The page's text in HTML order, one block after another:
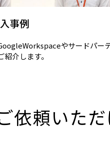
事例
やサードパー
紹介します。
依頼いた